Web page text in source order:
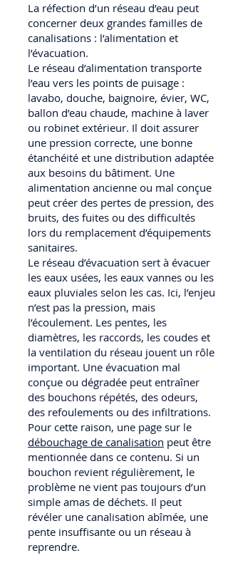
La réfection d’un réseau d’eau peut
concerner deux grandes familles de
canalisations : l’alimentation et
l’évacuation.
Le réseau d’alimentation transporte
l’eau vers les points de puisage :
lavabo, douche, baignoire, évier, WC,
ballon d’eau chaude, machine à laver
ou robinet extérieur. Il doit assurer
une pression correcte, une bonne
étanchéité et une distribution adaptée
aux besoins du bâtiment. Une
alimentation ancienne ou mal conçue
peut créer des pertes de pression, des
bruits, des fuites ou des difficultés
lors du remplacement d’équipements
sanitaires.
Le réseau d’évacuation sert à évacuer
les eaux usées, les eaux vannes ou les
eaux pluviales selon les cas. Ici, l’enjeu
n’est pas la pression, mais
l’écoulement. Les pentes, les
diamètres, les raccords, les coudes et
la ventilation du réseau jouent un rôle
important. Une évacuation mal
conçue ou dégradée peut entraîner
des bouchons répétés, des odeurs,
des refoulements ou des infiltrations.
Pour cette raison, une page sur le
débouchage de canalisation peut être
mentionnée dans ce contenu. Si un
bouchon revient régulièrement, le
problème ne vient pas toujours d’un
simple amas de déchets. Il peut
révéler une canalisation abîmée, une
pente insuffisante ou un réseau à
reprendre.